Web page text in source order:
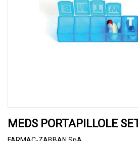
MEDS PORTAPILLOLE